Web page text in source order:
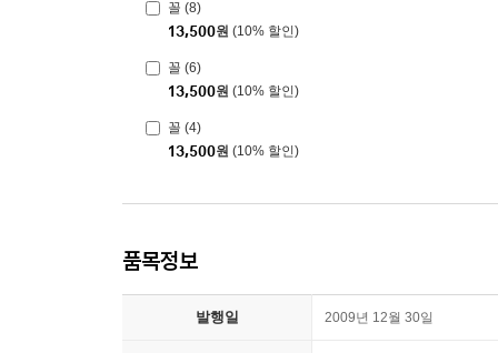
꼴 (8)
13,500원 (10% 할인)
꼴 (6)
13,500원 (10% 할인)
꼴 (4)
13,500원 (10% 할인)
품목정보
발행일 2009년 12월 30일